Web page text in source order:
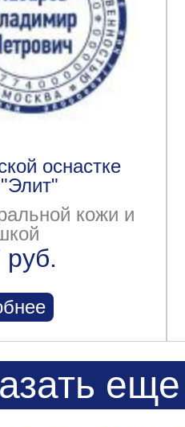
оснастке
кожи и